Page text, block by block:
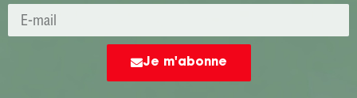
Je m'abonne